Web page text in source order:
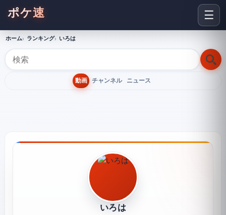
☰
ポケ速
ホーム ランキング いろは
動画 チャンネル ニュース
いろは